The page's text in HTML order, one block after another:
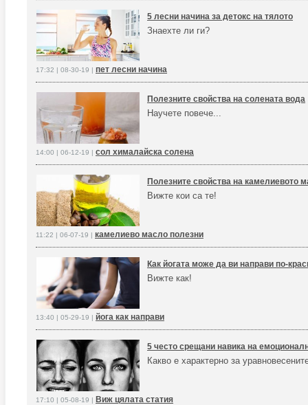
5 лесни начина за детокс на тялото
Знаехте ли ги?
17:32 | 08-30-19 | пет лесни начина
Полезните свойства на солената вода
Научете повече...
14:00 | 06-12-19 | сол хималайска солена
Полезните свойства на камелиевото
Вижте кои са те!
11:22 | 06-07-19 | камелиево масло полезни
Как йогата може да ви направи по-
Вижте как!
13:40 | 05-29-19 | йога как направи
5 често срещани навика на
Какво е характерно за
17:10 | 05-08-19 | Виж цялата статия